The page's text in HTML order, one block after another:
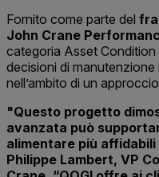
Fornito come parte del
John Crane
categoria Asset
decisioni di
nell’ambito di un
"Questo progetto
avanzata può
alimentare più
Philippe Lambert, VP